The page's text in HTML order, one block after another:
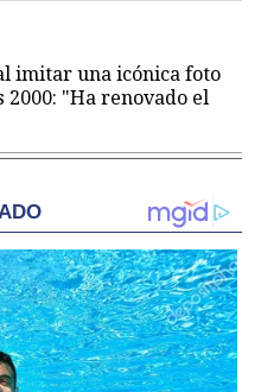
imitar una icónica foto
2000: "Ha renovado el